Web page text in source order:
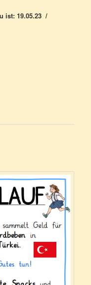
ist: 19.05.23 /